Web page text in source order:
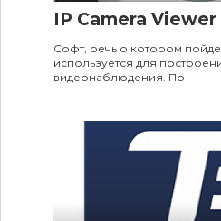
IP Camera
Софт, речь о котором
используется для
видеонаблюдения. По